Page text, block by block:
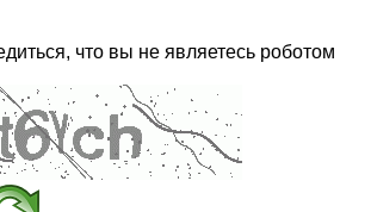
что вы не являетесь роботом